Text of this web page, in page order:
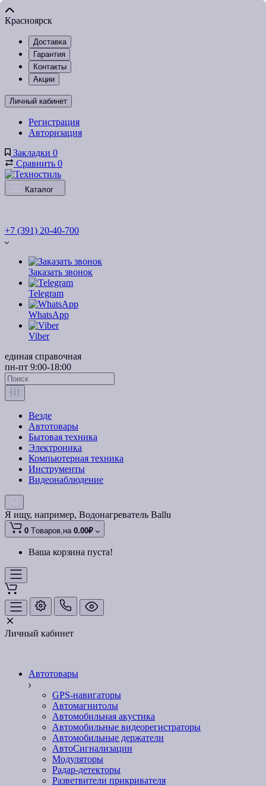
Красноярск
Доставка
Гарантия
Контакты
Акции
Личный кабинет
Регистрация
Авторизация
Закладки 0
Сравнить 0
Каталог
+7 (391) 20-40-700
Заказать звонок
Telegram
WhatsApp
Viber
единая справочная
пн-пт 9:00-18:00
Везде
Автотовары
Бытовая техника
Электроника
Компьютерная техника
Инструменты
Видеонаблюдение
Я ищу, например, Водонагреватель Ballu
0 Tоваров,на 0.00₽
Ваша корзина пуста!
Личный кабинет
Автотовары
GPS-навигаторы
Автомагнитолы
Автомобильная акустика
Автомобильные видеорегистраторы
Автомобильные держатели
АвтоСигнализации
Модуляторы
Радар-детекторы
Разветвители прикривателя